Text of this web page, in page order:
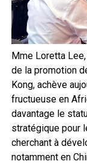
Mme Loretta
de la promotion
Kong, achève
fructueuse en
davantage le
stratégique pour
cherchant à
notamment en